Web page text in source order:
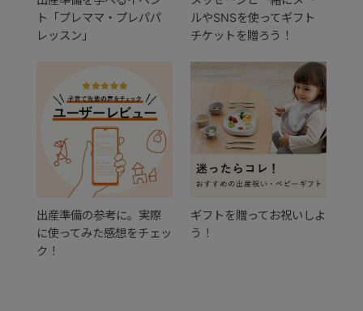
ト「プレママ・プレパパ
レッスン」
ルやSNSを使ってギフト
チケットを贈ろう！
出産準備の参考に。実際
に使ってみた感想をチェッ
ク！
ギフトを贈ってお祝いしよ
う！